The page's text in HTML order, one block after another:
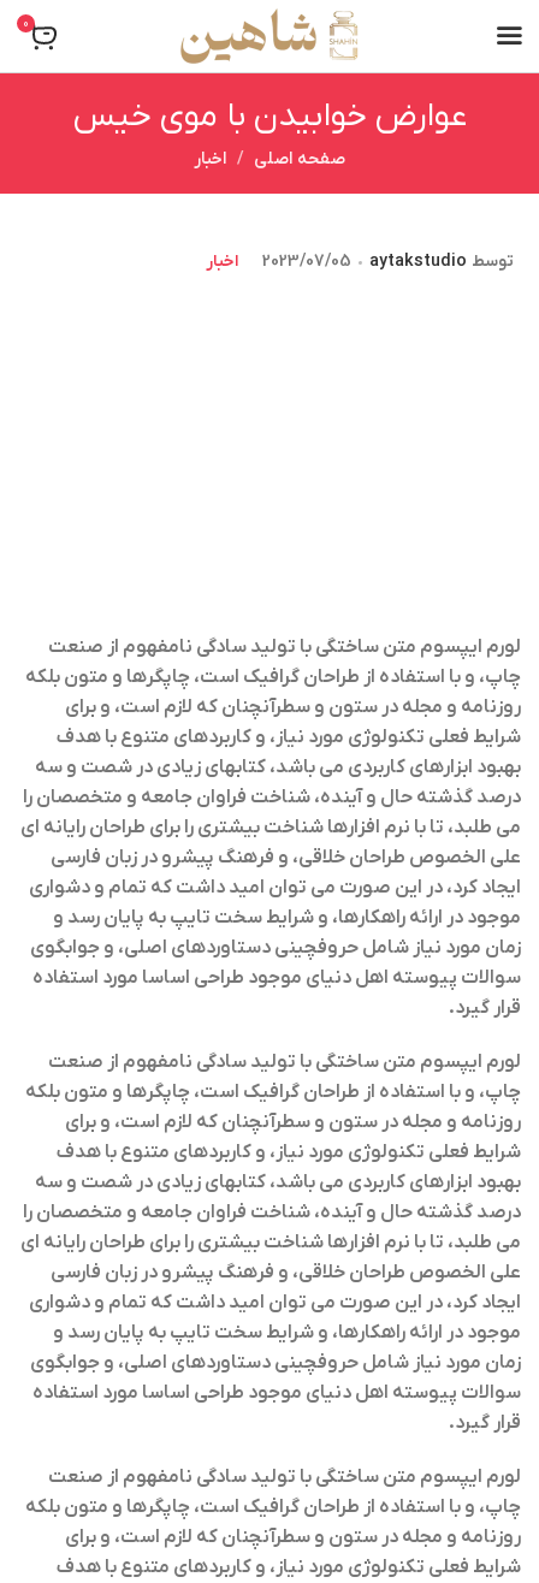
0
عوارض خوابیدن با موی خیس
صفحه اصلی اخبار
توسط aytakstudio
2023/07/05 اخبار
لورم ایپسوم متن ساختگی با تولید سادگی نامفهوم از صنعت
چاپ، و با استفاده از طراحان گرافیک است، چاپگرها و متون بلکه
روزنامه و مجله در ستون و سطرآنچنان که لازم است، و برای
شرایط فعلی تکنولوژی مورد نیاز، و کاربردهای متنوع با هدف
بهبود ابزارهای کاربردی می باشد، کتابهای زیادی در شصت و سه
درصد گذشته حال و آینده، شناخت فراوان جامعه و متخصصان را
می طلبد، تا با نرم افزارها شناخت بیشتری را برای طراحان رایانه ای
علی الخصوص طراحان خلاقی، و فرهنگ پیشرو در زبان فارسی
ایجاد کرد، در این صورت می توان امید داشت که تمام و دشواری
موجود در ارائه راهکارها، و شرایط سخت تایپ به پایان رسد و
زمان مورد نیاز شامل حروفچینی دستاوردهای اصلی، و جوابگوی
سوالات پیوسته اهل دنیای موجود طراحی اساسا مورد استفاده
قرار گیرد.
لورم ایپسوم متن ساختگی با تولید سادگی نامفهوم از صنعت
چاپ، و با استفاده از طراحان گرافیک است، چاپگرها و متون بلکه
روزنامه و مجله در ستون و سطرآنچنان که لازم است، و برای
شرایط فعلی تکنولوژی مورد نیاز، و کاربردهای متنوع با هدف
بهبود ابزارهای کاربردی می باشد، کتابهای زیادی در شصت و سه
درصد گذشته حال و آینده، شناخت فراوان جامعه و متخصصان را
می طلبد، تا با نرم افزارها شناخت بیشتری را برای طراحان رایانه ای
علی الخصوص طراحان خلاقی، و فرهنگ پیشرو در زبان فارسی
ایجاد کرد، در این صورت می توان امید داشت که تمام و دشواری
موجود در ارائه راهکارها، و شرایط سخت تایپ به پایان رسد و
زمان مورد نیاز شامل حروفچینی دستاوردهای اصلی، و جوابگوی
سوالات پیوسته اهل دنیای موجود طراحی اساسا مورد استفاده
قرار گیرد.
لورم ایپسوم متن ساختگی با تولید سادگی نامفهوم از صنعت
چاپ، و با استفاده از طراحان گرافیک است، چاپگرها و متون بلکه
روزنامه و مجله در ستون و سطرآنچنان که لازم است، و برای
شرایط فعلی تکنولوژی مورد نیاز، و کاربردهای متنوع با هدف